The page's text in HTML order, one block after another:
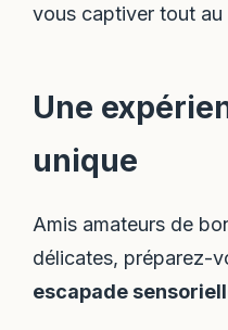
vous captiver tout au
Une
unique
Amis amateurs de
délicates, préparez-
escapade